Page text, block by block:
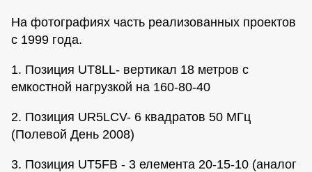
На фотографиях часть реализованных проектов
с 1999 года.
1. Позиция UT8LL- вертикал 18 метров с
емкостной нагрузкой на 160-80-40
2. Позиция UR5LCV- 6 квадратов 50 МГц
(Полевой День 2008)
3. Позиция UT5FB - 3 елемента 20-15-10 (аналог